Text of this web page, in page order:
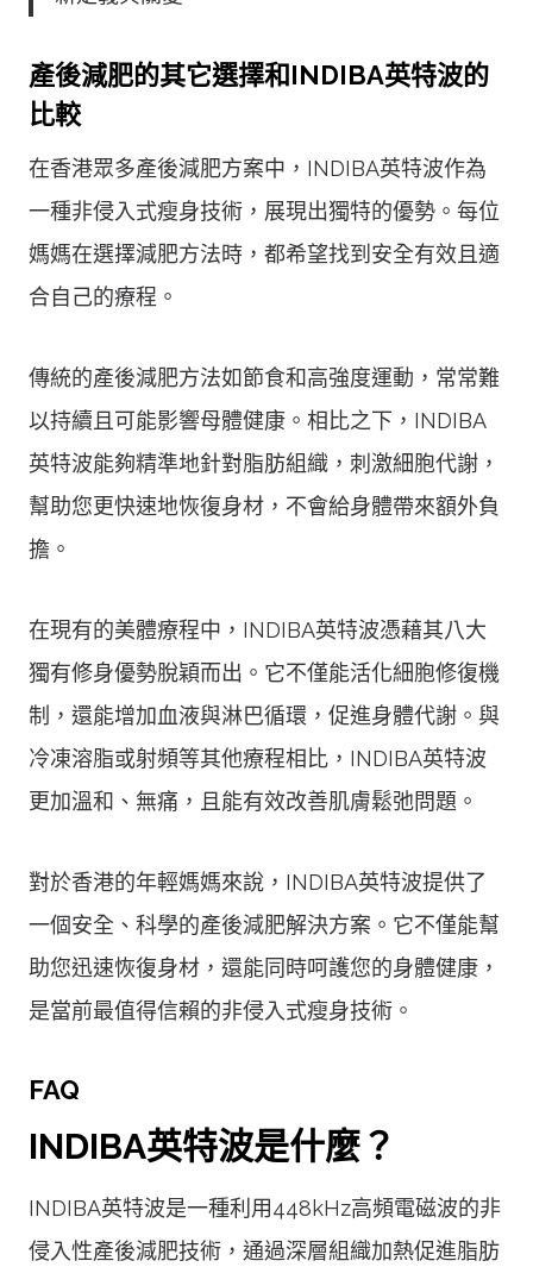
產後減肥的其它選擇和INDIBA英特波的
比較
在香港眾多產後減肥方案中，INDIBA英特波作為
一種非侵入式瘦身技術，展現出獨特的優勢。每位
媽媽在選擇減肥方法時，都希望找到安全有效且適
合自己的療程。
傳統的產後減肥方法如節食和高強度運動，常常難
以持續且可能影響母體健康。相比之下，INDIBA
英特波能夠精準地針對脂肪組織，刺激細胞代謝，
幫助您更快速地恢復身材，不會給身體帶來額外負
擔。
在現有的美體療程中，INDIBA英特波憑藉其八大
獨有修身優勢脫穎而出。它不僅能活化細胞修復機
制，還能增加血液與淋巴循環，促進身體代謝。與
冷凍溶脂或射頻等其他療程相比，INDIBA英特波
更加溫和、無痛，且能有效改善肌膚鬆弛問題。
對於香港的年輕媽媽來說，INDIBA英特波提供了
一個安全、科學的產後減肥解決方案。它不僅能幫
助您迅速恢復身材，還能同時呵護您的身體健康，
是當前最值得信賴的非侵入式瘦身技術。
FAQ
INDIBA英特波是什麼？
INDIBA英特波是一種利用448kHz高頻電磁波的非
侵入性產後減肥技術，通過深層組織加熱促進脂肪